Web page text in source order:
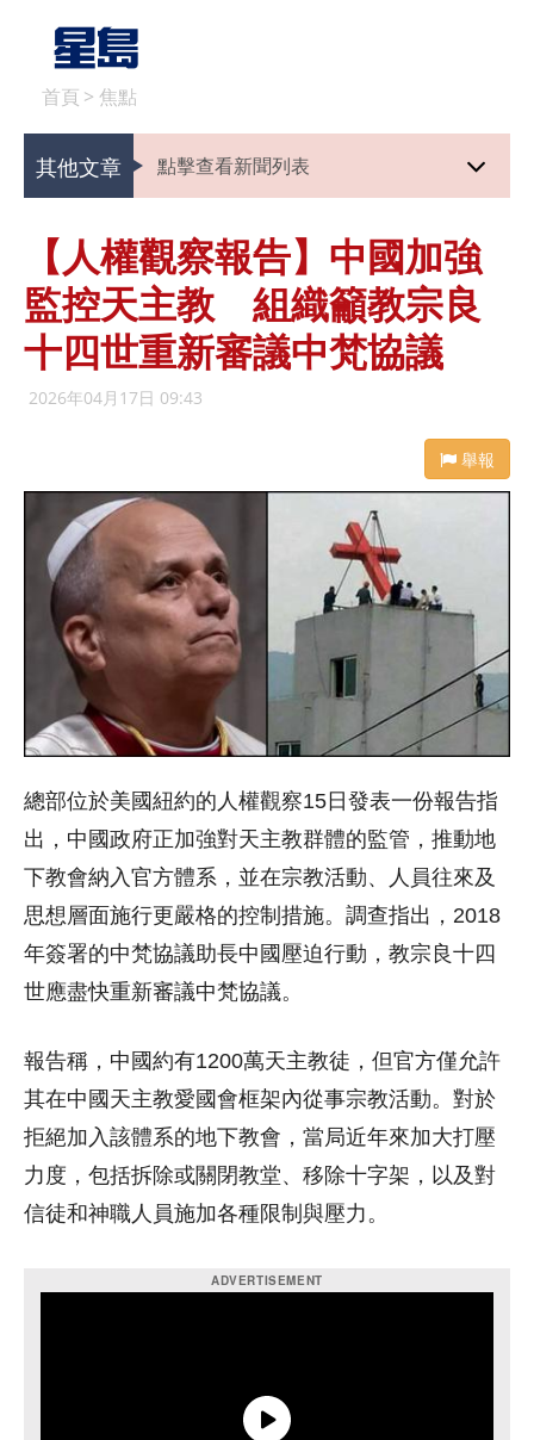
首頁 > 焦點
其他文章 點擊查看新聞列表
【人權觀察報告】中國加強
監控天主教 組織籲教宗良
十四世重新審議中梵協議
2026年04月17日 09:43
舉報
總部位於美國紐約的人權觀察15日發表一份報告指
出，中國政府正加強對天主教群體的監管，推動地
下教會納入官方體系，並在宗教活動、人員往來及
思想層面施行更嚴格的控制措施。調查指出，2018
年簽署的中梵協議助長中國壓迫行動，教宗良十四
世應盡快重新審議中梵協議。
報告稱，中國約有1200萬天主教徒，但官方僅允許
其在中國天主教愛國會框架內從事宗教活動。對於
拒絕加入該體系的地下教會，當局近年來加大打壓
力度，包括拆除或關閉教堂、移除十字架，以及對
信徒和神職人員施加各種限制與壓力。